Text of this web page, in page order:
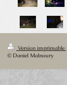
Version imprimable
© Daniel Malnoury